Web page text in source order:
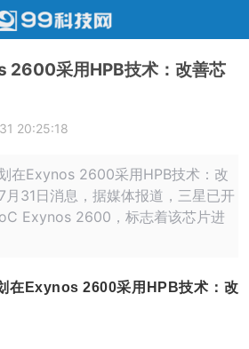
2600采用HPB技术：改善芯
20:25:18
在Exynos 2600采用HPB技术：改
31日消息，据媒体报道，三星已开
Exynos 2600，标志着该芯片进
在Exynos 2600采用HPB技术：改